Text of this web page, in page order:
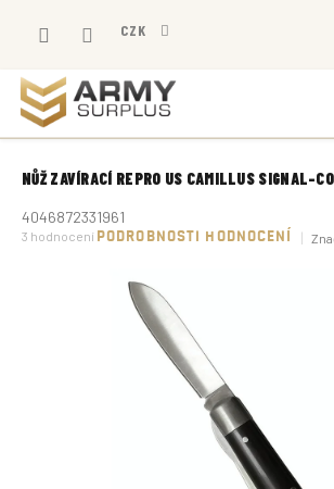
CZK
NŮŽ ZAVÍRACÍ REPRO US CAMILLUS SIGNAL-
4046872331961
Průměrné
3 hodnocení PODROBNOSTI HODNOCENÍ